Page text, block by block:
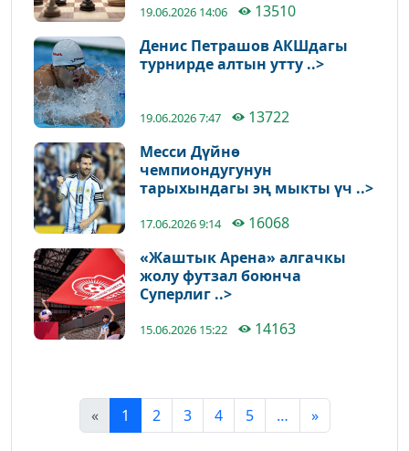
19.06.2026 14:06
13510
Денис Петрашов АКШдагы
турнирде алтын утту ..>
19.06.2026 7:47
13722
Месси Дүйнө
чемпиондугунун
тарыхындагы эң мыкты үч ..>
17.06.2026 9:14
16068
«Жаштык Арена» алгачкы
жолу футзал боюнча
Суперлиг ..>
15.06.2026 15:22 14163
« 1 2 3 4 5 … »